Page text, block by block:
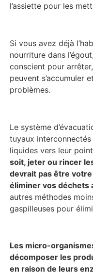
l’assiette pour les
Si vous avez déjà
nourriture dans
conscient pour
peuvent s’accumuler
problèmes.
Le système
tuyaux
liquides vers leur
soit, jeter ou rincer
devrait pas être
éliminer vos déchets
autres méthodes
gaspilleuses pour
Les micro-
décomposer les
en raison de leurs